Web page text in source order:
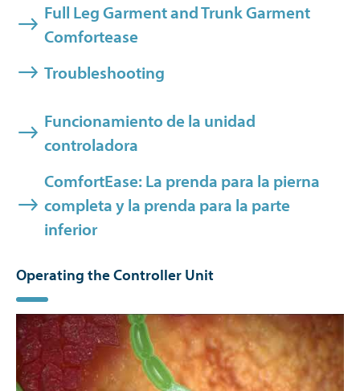
Full Leg Garment and Trunk Garment
Comfortease
Troubleshooting
Funcionamiento de la unidad
controladora
ComfortEase: La prenda para la pierna
completa y la prenda para la parte
inferior
Operating the Controller Unit